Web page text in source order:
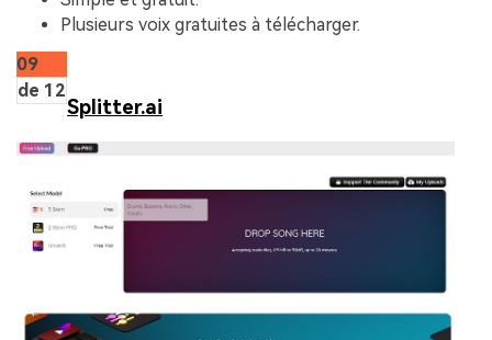
Plusieurs voix gratuites à télécharger.
09
de 12
Splitter.ai